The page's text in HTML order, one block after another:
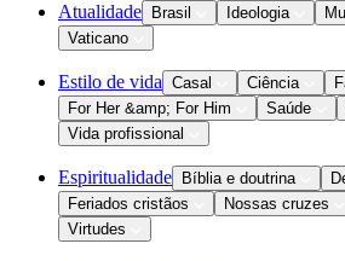
Atualidade Brasil Ideologia
Vaticano
Estilo de vida Casal Ciência
For Her &amp; For Him
Saúde
Vida profissional
Espiritualidade Bíblia e doutrina
Feriados cristãos
Nossas cruzes
Virtudes